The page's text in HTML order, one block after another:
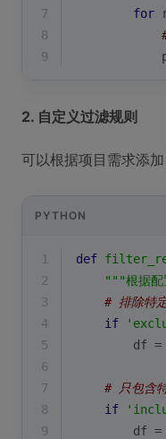
7
for
8
9
2. 自定义过滤规则
可以根据项目需求添
PYTHON
1 def
2
"""根据配
3
# 排除特
4
if
5
df =
6
7
# 只包含
8
if
9
df =